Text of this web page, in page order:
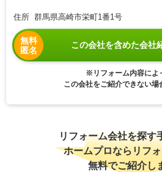
住所 群馬県高崎市栄町1番1号
無料
匿名
この会社を含めた会社
※リフォーム内容によ
この会社をご紹介できない場
リフォーム会社を探す
ホームプロならリフ
無料でご紹介し